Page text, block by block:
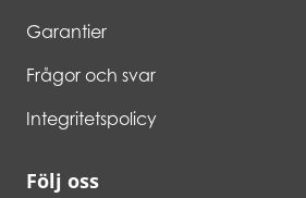
Garantier
Frågor och svar
Integritetspolicy
Följ oss